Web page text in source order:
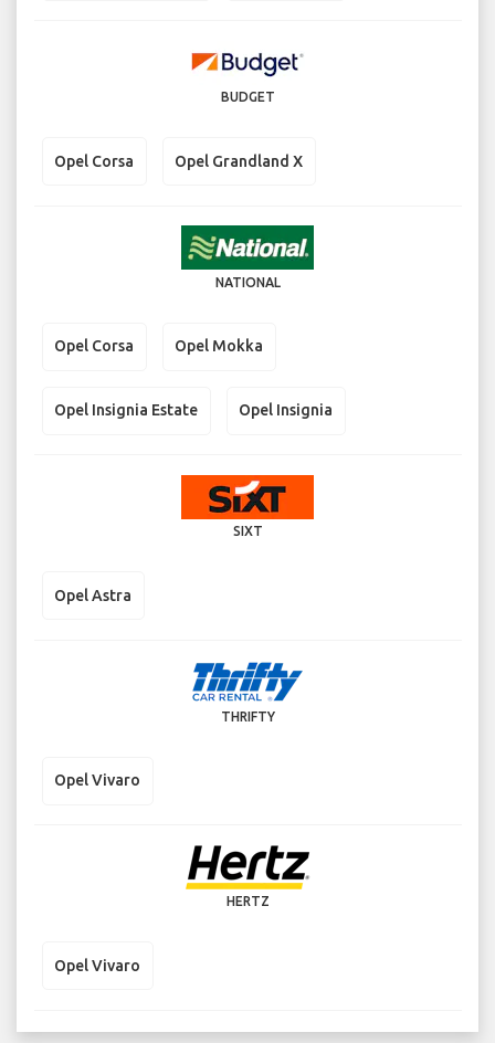
BUDGET
Opel Corsa Opel Grandland X
NATIONAL
Opel Corsa Opel Mokka
Opel Insignia Estate Opel Insignia
SIXT
Opel Astra
THRIFTY
Opel Vivaro
HERTZ
Opel Vivaro